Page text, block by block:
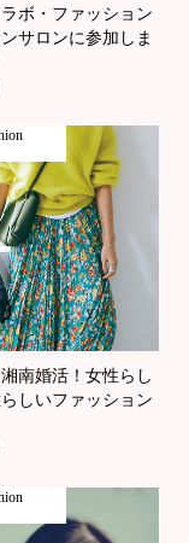
ボ・ファッション
サロンに参加しま
南婚活！女性らし
しいファッション